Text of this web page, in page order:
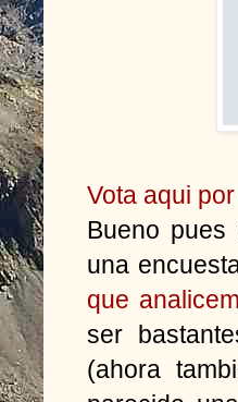
Vota aqui
Bueno
una
que
ser
(ahora